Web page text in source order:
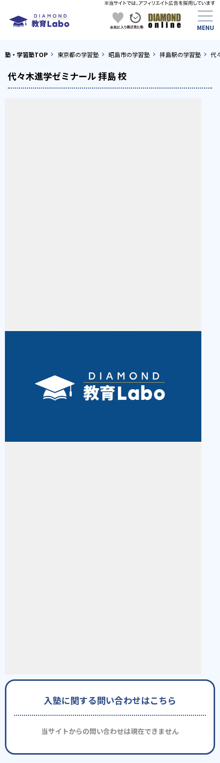
塾・学習塾TOP 東京都の学習塾 昭島市の学習塾 拝島駅の学習塾 代
代々木進学ゼミナール 拝島 校
入塾に関する問い合わせはこちら
当サイトからの問い合わせは現在できません